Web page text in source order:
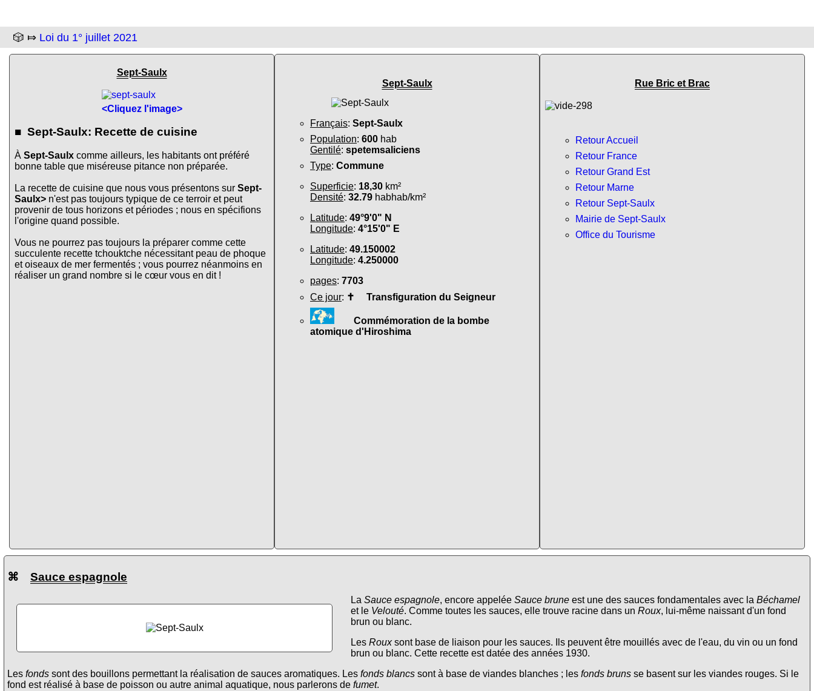
🎲 ⤇ Loi du 1° juillet 2021
Sept-Saulx
<Cliquez l'image>
■ Sept-Saulx: Recette de cuisine
À Sept-Saulx comme ailleurs, les habitants ont préféré
bonne table que miséreuse pitance non préparée.
La recette de cuisine que nous vous présentons sur Sept-
Saulx> n'est pas toujours typique de ce terroir et peut
provenir de tous horizons et périodes ; nous en spécifions
l'origine quand possible.
Vous ne pourrez pas toujours la préparer comme cette
succulente recette tchouktche nécessitant peau de phoque
et oiseaux de mer fermentés ; vous pourrez néanmoins en
réaliser un grand nombre si le cœur vous en dit !
Sept-Saulx
Français: Sept-Saulx
Population: 600 hab
Gentilé: spetemsaliciens
Type: Commune
Superficie: 18,30 km²
Densité: 32.79 habhab/km²
Latitude: 49°9'0" N
Longitude: 4°15'0" E
Latitude: 49.150002
Longitude: 4.250000
pages: 7703
Ce jour: ✝ Transfiguration du Seigneur
Commémoration de la bombe
atomique d'Hiroshima
Rue Bric et Brac
Retour Accueil
Retour France
Retour Grand Est
Retour Marne
Retour Sept-Saulx
Mairie de Sept-Saulx
Office du Tourisme
⌘ Sauce espagnole
La Sauce espagnole, encore appelée Sauce brune est une des sauces fondamentales avec la Béchamel
et le Velouté. Comme toutes les sauces, elle trouve racine dans un Roux, lui-même naissant d'un fond
brun ou blanc.
Les Rouxsont base de liaison pour les sauces. Ils peuvent être mouillés avec de l'eau, du vin ou un fond
brun ou blanc. Cette recette est datée des années 1930.
Les fonds sont des bouillons permettant la réalisation de sauces aromatiques. Les fonds blancs sont à base de viandes blanches ; les fonds bruns se basent sur les viandes rouges. Si le
fond est réalisé à base de poisson ou autre animal aquatique, nous parlerons de fumet.